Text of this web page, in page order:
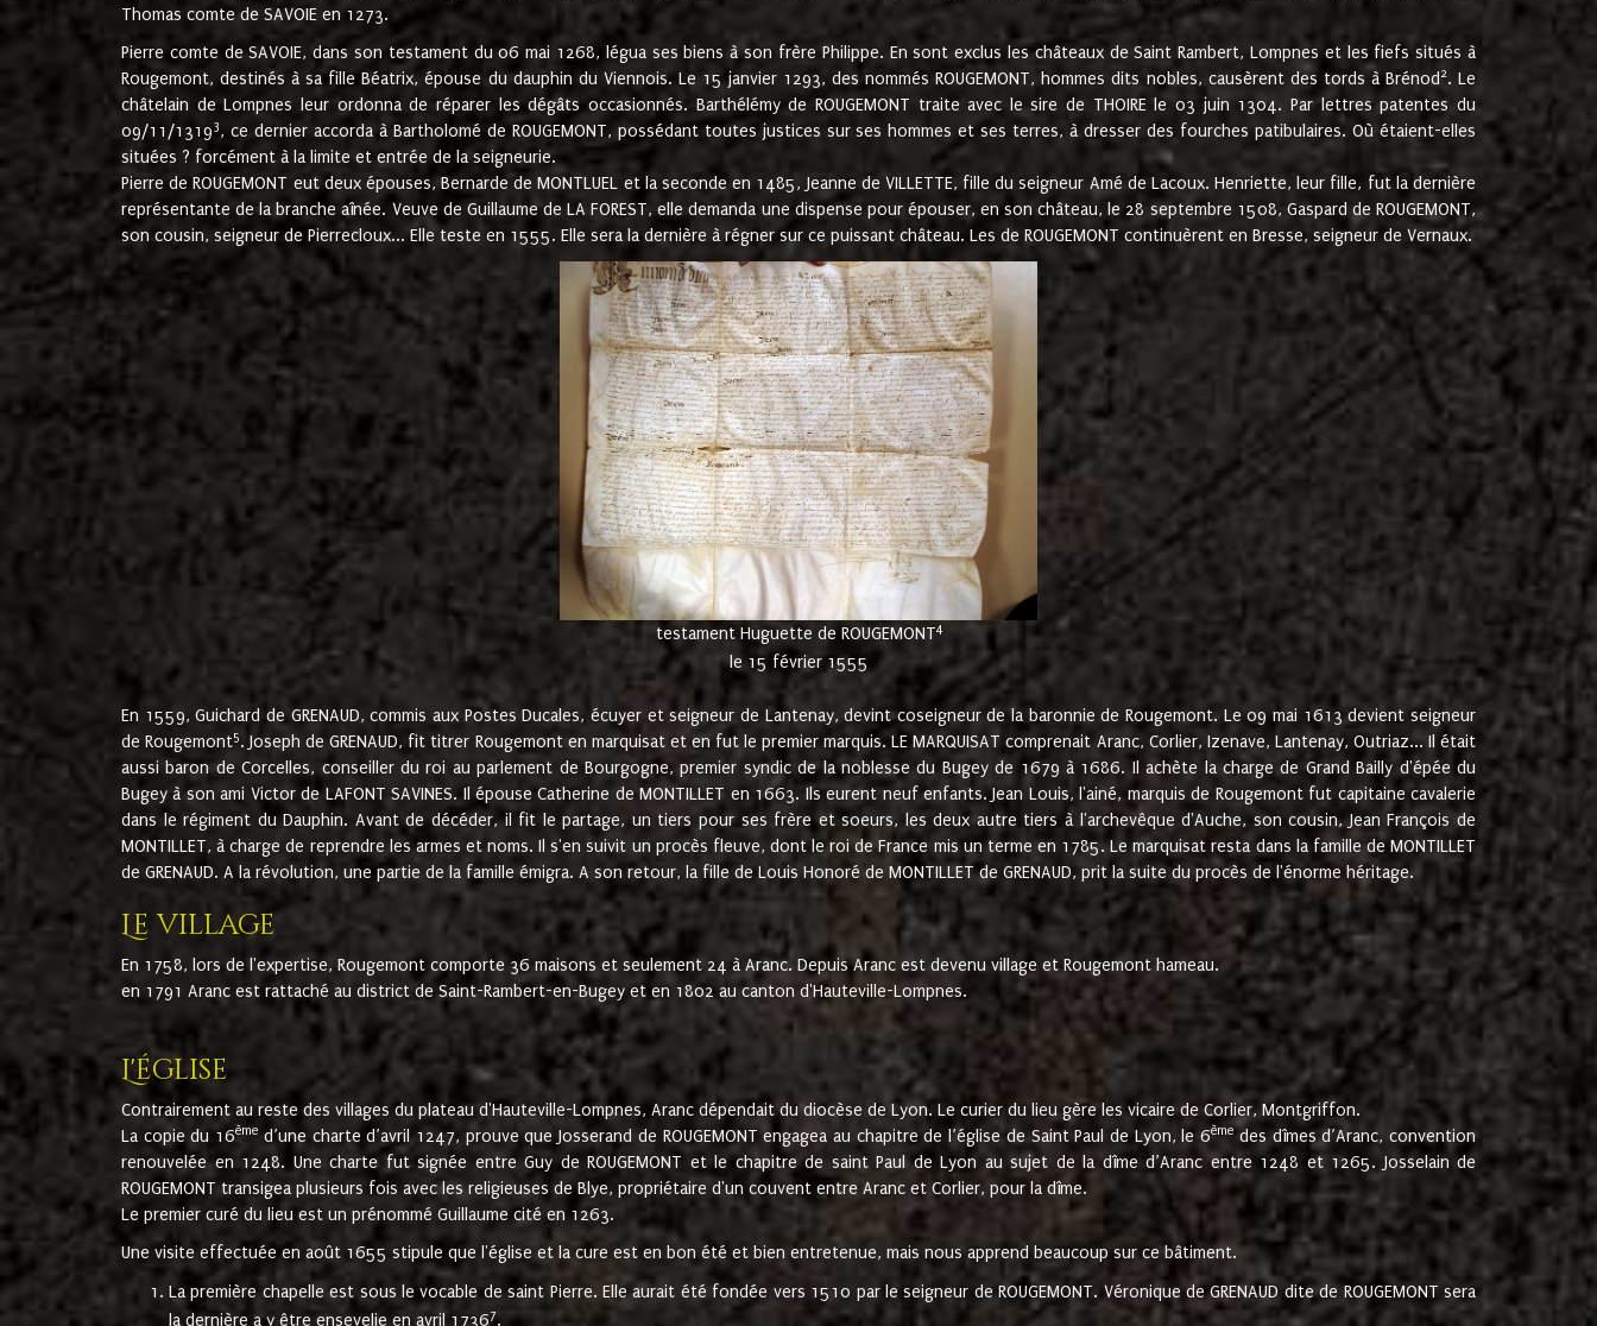
Thomas comte de SAVOIE en 1273.
Pierre comte de SAVOIE, dans son testament du 06 mai 1268, légua ses biens à son frère Philippe. En sont exclus les châteaux de Saint Rambert, Lompnes et les fiefs situés à
Rougemont, destinés à sa fille Béatrix, épouse du dauphin du Viennois. Le 15 janvier 1293, des nommés ROUGEMONT, hommes dits nobles, causèrent des tords à Brénod 2. Le
châtelain de Lompnes leur ordonna de réparer les dégâts occasionnés. Barthélémy de ROUGEMONT traite avec le sire de THOIRE le 03 juin 1304. Par lettres patentes du
09/11/13193, ce dernier accorda à Bartholomé de ROUGEMONT, possédant toutes justices sur ses hommes et ses terres, à dresser des fourches patibulaires. Où étaient-elles
situées ? forcément à la limite et entrée de la seigneurie.
Pierre de ROUGEMONT eut deux épouses, Bernarde de MONTLUEL et la seconde en 1485, Jeanne de VILLETTE, fille du seigneur Amé de Lacoux. Henriette, leur fille, fut la dernière
représentante de la branche aînée. Veuve de Guillaume de LA FOREST, elle demanda une dispense pour épouser, en son château, le 28 septembre 1508, Gaspard de ROUGEMONT,
son cousin, seigneur de Pierrecloux... Elle teste en 1555. Elle sera la dernière à régner sur ce puissant château. Les de ROUGEMONT continuèrent en Bresse, seigneur de Vernaux.
testament Huguette de ROUGEMONT4
le 15 février 1555
En 1559, Guichard de GRENAUD, commis aux Postes Ducales, écuyer et seigneur de Lantenay, devint coseigneur de la baronnie de Rougemont. Le 09 mai 1613 devient seigneur
de Rougemont5. Joseph de GRENAUD, fit titrer Rougemont en marquisat et en fut le premier marquis. LE MARQUISAT comprenait Aranc, Corlier, Izenave, Lantenay, Outriaz... Il était
aussi baron de Corcelles, conseiller du roi au parlement de Bourgogne, premier syndic de la noblesse du Bugey de 1679 à 1686. Il achète la charge de Grand Bailly d'épée du
Bugey à son ami Victor de LAFONT SAVINES. Il épouse Catherine de MONTILLET en 1663. Ils eurent neuf enfants. Jean Louis, l'ainé, marquis de Rougemont fut capitaine cavalerie
dans le régiment du Dauphin. Avant de décéder, il fit le partage, un tiers pour ses frère et soeurs, les deux autre tiers à l'archevêque d'Auche, son cousin, Jean François de
MONTILLET, à charge de reprendre les armes et noms. Il s'en suivit un procès fleuve, dont le roi de France mis un terme en 1785. Le marquisat resta dans la famille de MONTILLET
de GRENAUD. A la révolution, une partie de la famille émigra. A son retour, la fille de Louis Honoré de MONTILLET de GRENAUD, prit la suite du procès de l'énorme héritage.
Le village
En 1758, lors de l'expertise, Rougemont comporte 36 maisons et seulement 24 à Aranc. Depuis Aranc est devenu village et Rougemont hameau.
en 1791 Aranc est rattaché au district de Saint-Rambert-en-Bugey et en 1802 au canton d'Hauteville-Lompnes.
L'église
Contrairement au reste des villages du plateau d'Hauteville-Lompnes, Aranc dépendait du diocèse de Lyon. Le curier du lieu gère les vicaire de Corlier, Montgriffon.
La copie du 16ème d’une charte d’avril 1247, prouve que Josserand de ROUGEMONT engagea au chapitre de l’église de Saint Paul de Lyon, le 6ème des dîmes d’Aranc, convention
renouvelée en 1248. Une charte fut signée entre Guy de ROUGEMONT et le chapitre de saint Paul de Lyon au sujet de la dîme d’Aranc entre 1248 et 1265. Josselain de
ROUGEMONT transigea plusieurs fois avec les religieuses de Blye, propriétaire d'un couvent entre Aranc et Corlier, pour la dîme.
Le premier curé du lieu est un prénommé Guillaume cité en 1263.
Une visite effectuée en août 1655 stipule que l'église et la cure est en bon été et bien entretenue, mais nous apprend beaucoup sur ce bâtiment.
La première chapelle est sous le vocable de saint Pierre. Elle aurait été fondée vers 1510 par le seigneur de ROUGEMONT. Véronique de GRENAUD dite de ROUGEMONT sera
la dernière a y être ensevelie en avril 17367.